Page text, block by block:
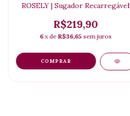
ROSELY | Sugador Recarregável
R$219,90
6 x deR$36,65 sem juros
COMPRAR